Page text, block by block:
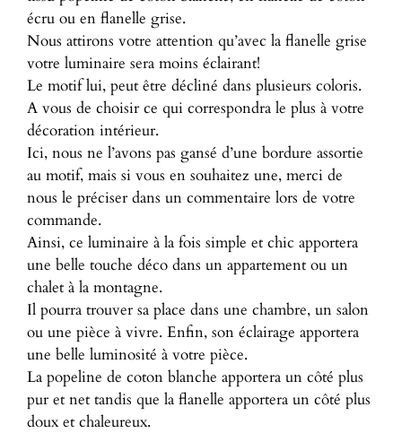
écru ou en flanelle grise.
Nous attirons votre attention qu’avec la flanelle grise
votre luminaire sera moins éclairant!
Le motif lui, peut être décliné dans plusieurs coloris.
A vous de choisir ce qui correspondra le plus à votre
décoration intérieur.
Ici, nous ne l’avons pas gansé d’une bordure assortie
au motif, mais si vous en souhaitez une, merci de
nous le préciser dans un commentaire lors de votre
commande.
Ainsi, ce luminaire à la fois simple et chic apportera
une belle touche déco dans un appartement ou un
chalet à la montagne.
Il pourra trouver sa place dans une chambre, un salon
ou une pièce à vivre. Enfin, son éclairage apportera
une belle luminosité à votre pièce.
La popeline de coton blanche apportera un côté plus
pur et net tandis que la flanelle apportera un côté plus
doux et chaleureux.